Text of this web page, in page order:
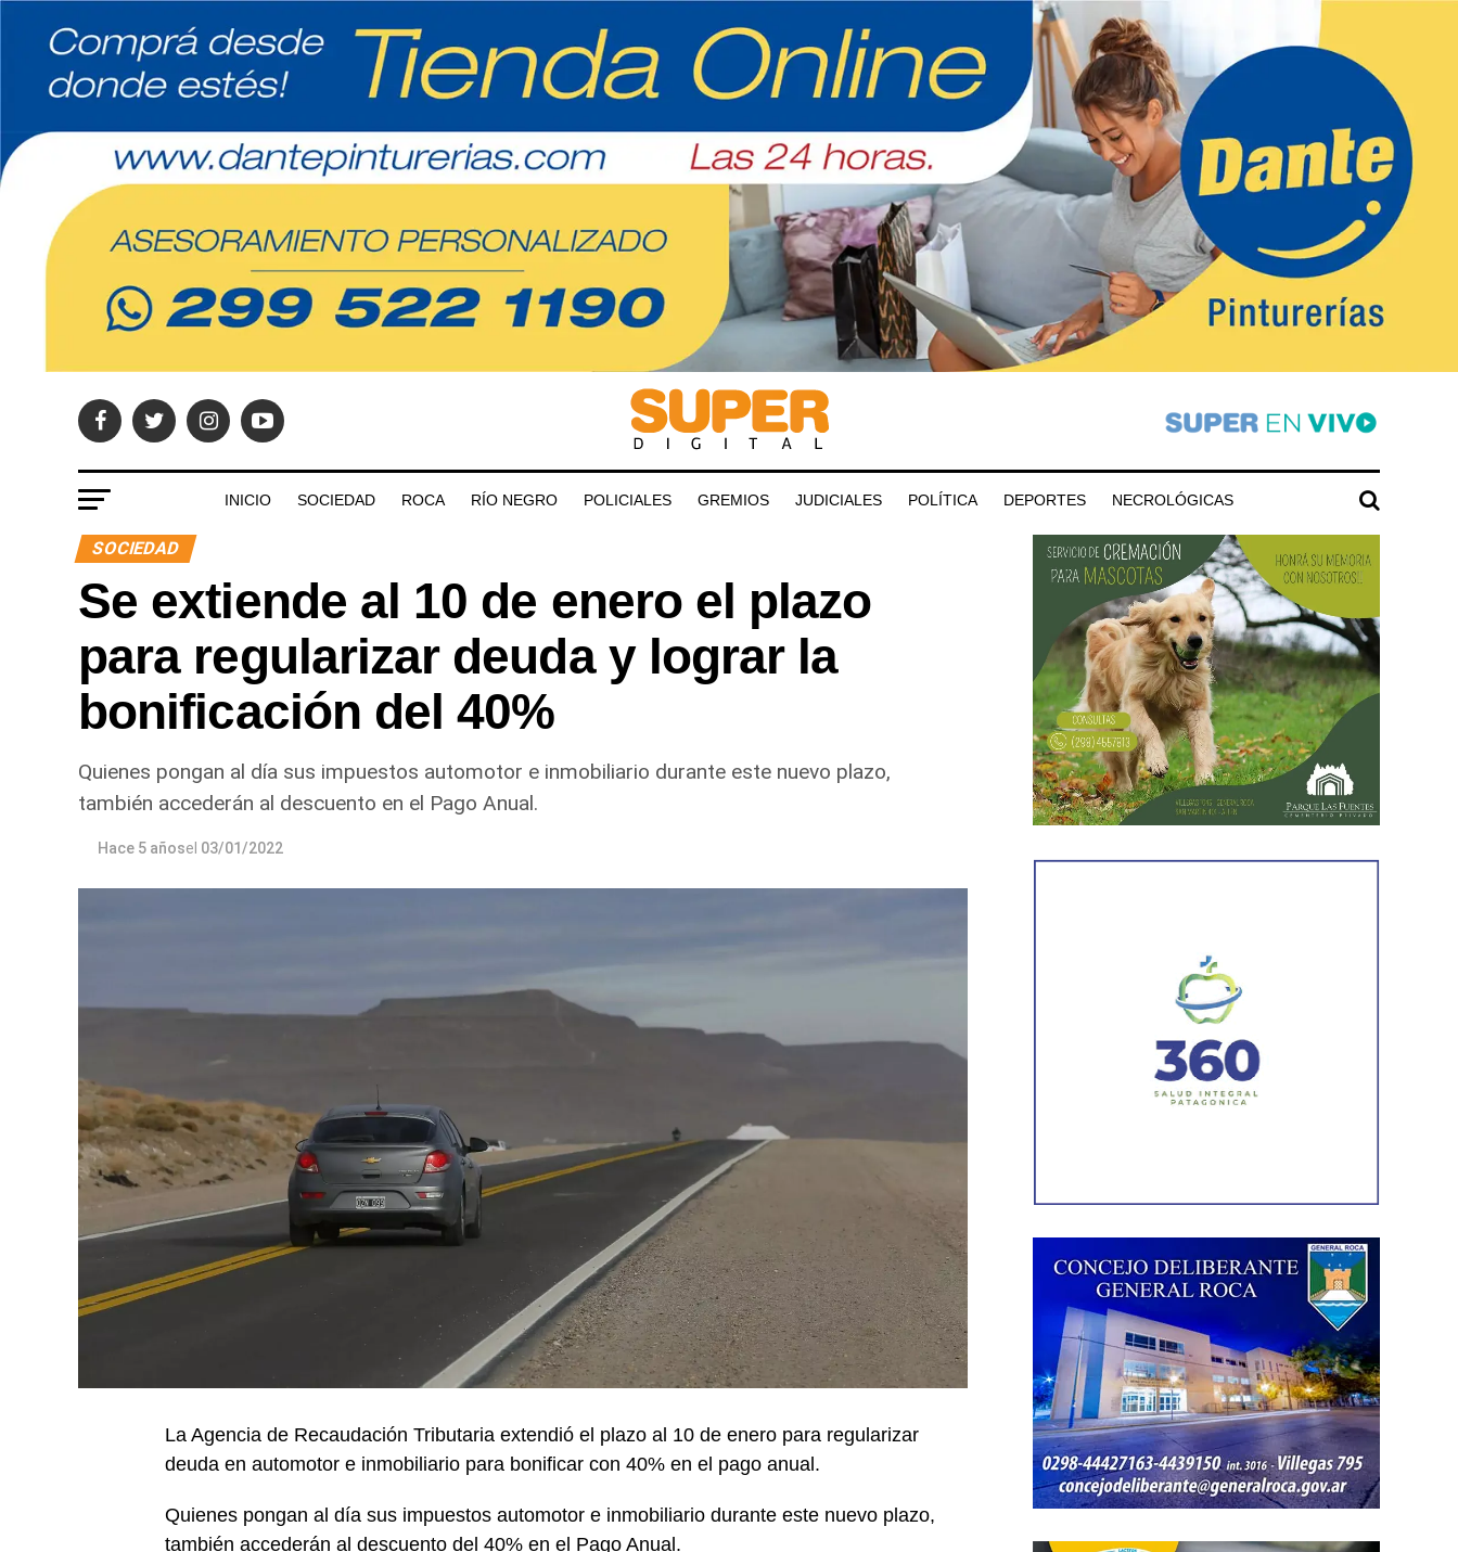
INICIO SOCIEDAD ROCA RÍO NEGRO POLICIALES GREMIOS JUDICIALES POLÍTICA DEPORTES NECROLÓGICAS
SOCIEDAD
Se extiende al 10 de enero el plazo
para regularizar deuda y lograr la
bonificación del 40%
Quienes pongan al día sus impuestos automotor e inmobiliario durante este nuevo plazo,
también accederán al descuento en el Pago Anual.
Hace 5 añosel 03/01/2022
La Agencia de Recaudación Tributaria extendió el plazo al 10 de enero para regularizar
deuda en automotor e inmobiliario para bonificar con 40% en el pago anual.
Quienes pongan al día sus impuestos automotor e inmobiliario durante este nuevo plazo,
también accederán al descuento del 40% en el Pago Anual.